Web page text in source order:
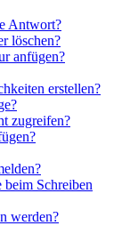
Antwort?
löschen?
anfügen?
erstellen?
zugreifen?
beim Schreiben
werden?